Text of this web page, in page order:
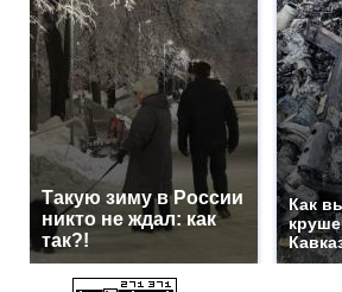
Такую зиму в России
никто не ждал: как
так?!
Как